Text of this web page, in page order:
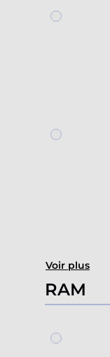
Voir plus
RAM